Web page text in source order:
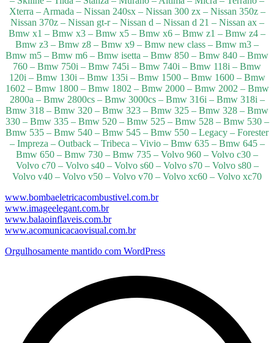
Xterra – Armada – Nissan 240sx – Nissan 300 zx – Nissan 350z –
Nissan 370z – Nissan gt-r – Nissan d – Nissan d 21 – Nissan ax –
Bmw x1 – Bmw x3 – Bmw x5 – Bmw x6 – Bmw z1 – Bmw z4 –
Bmw z3 – Bmw z8 – Bmw x9 – Bmw new class – Bmw m3 –
Bmw m5 – Bmw m6 – Bmw isetta – Bmw 850 – Bmw 840 – Bmw
760 – Bmw 750i – Bmw 745i – Bmw 740i – Bmw 118i – Bmw
120i – Bmw 130i – Bmw 135i – Bmw 1500 – Bmw 1600 – Bmw
1602 – Bmw 1800 – Bmw 1802 – Bmw 2000 – Bmw 2002 – Bmw
2800a – Bmw 2800cs – Bmw 3000cs – Bmw 316i – Bmw 318i –
Bmw 318 – Bmw 320 – Bmw 323 – Bmw 325 – Bmw 328 – Bmw
330 – Bmw 335 – Bmw 520 – Bmw 525 – Bmw 528 – Bmw 530 –
Bmw 535 – Bmw 540 – Bmw 545 – Bmw 550 – Legacy – Forester
– Impreza – Outback – Tribeca – Vivio – Bmw 635 – Bmw 645 –
Bmw 650 – Bmw 730 – Bmw 735 – Volvo 960 – Volvo c30 –
Volvo c70 – Volvo s40 – Volvo s60 – Volvo s70 – Volvo s80 –
Volvo v40 – Volvo v50 – Volvo v70 – Volvo xc60 – Volvo xc70
www.bombaeletricacombustivel.com.br
www.imageelegant.com.br
www.balaoinflaveis.com.br
www.acomunicacaovisual.com.br
Orgulhosamente mantido com WordPress